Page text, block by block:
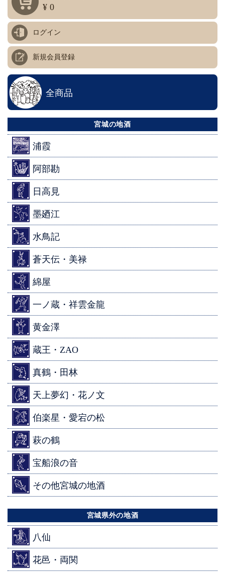
¥ 0
ログイン
新規会員登録
全商品
宮城の地酒
浦霞
阿部勘
日高見
墨廼江
水鳥記
蒼天伝・美禄
綿屋
一ノ蔵・祥雲金龍
黄金澤
蔵王・ZAO
真鶴・田林
天上夢幻・花ノ文
伯楽星・愛宕の松
萩の鶴
宝船浪の音
その他宮城の地酒
宮城県外の地酒
八仙
花邑・両関